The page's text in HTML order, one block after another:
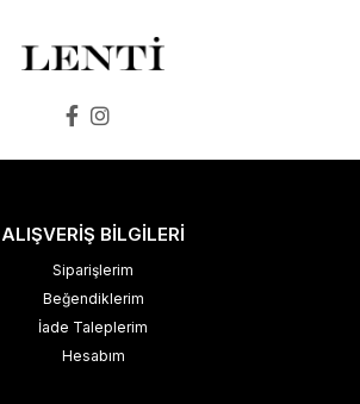
ALIŞVERİŞ BİLGİLERİ
Siparişlerim
Beğendiklerim
İade Taleplerim
Hesabım